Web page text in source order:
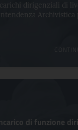
dirigenziali di
Archivistica
di funzione